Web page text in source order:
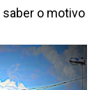
saber o motivo